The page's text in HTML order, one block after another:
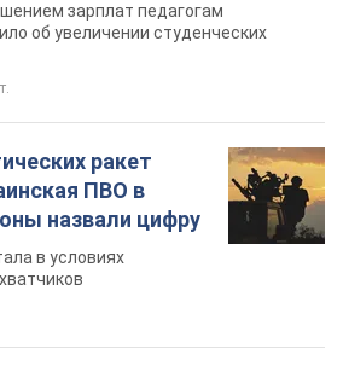
зарплат педагогам
об увеличении студенческих
ракет
ПВО в
назвали цифру
в условиях